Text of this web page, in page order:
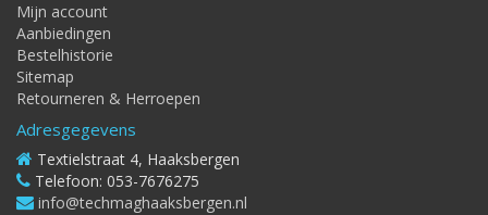
Mijn account
Aanbiedingen
Bestelhistorie
Sitemap
Retourneren & Herroepen
Adresgegevens
Textielstraat 4, Haaksbergen
Telefoon: 053-7676275
info@techmaghaaksbergen.nl